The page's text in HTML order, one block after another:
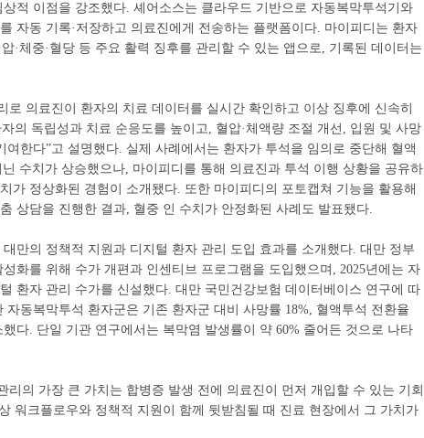
적 이점을 강조했다. 셰어소스는 클라우드 기반으로 자동복막투석기와
자동 기록·저장하고 의료진에게 전송하는 플랫폼이다. 마이피디는 환자
·체중·혈당 등 주요 활력 징후를 관리할 수 있는 앱으로, 기록된 데이터는
로 의료진이 환자의 치료 데이터를 실시간 확인하고 이상 징후에 신속히
의 독립성과 치료 순응도를 높이고, 혈압·체액량 조절 개선, 입원 및 사망
여한다”고 설명했다. 실제 사례에서는 환자가 투석을 임의로 중단해 혈액
수치가 상승했으나, 마이피디를 통해 의료진과 투석 이행 상황을 공유하
가 정상화된 경험이 소개됐다. 또한 마이피디의 포토캡쳐 기능을 활용해
상담을 진행한 결과, 혈중 인 수치가 안정화된 사례도 발표됐다.
만의 정책적 지원과 디지털 환자 관리 도입 효과를 소개했다. 대만 정부
화를 위해 수가 개편과 인센티브 프로그램을 도입했으며, 2025년에는 자
환자 관리 수가를 신설했다. 대만 국민건강보험 데이터베이스 연구에 따
자동복막투석 환자군은 기존 환자군 대비 사망률 18%, 혈액투석 전환율
했다. 단일 기관 연구에서는 복막염 발생률이 약 60% 줄어든 것으로 나타
리의 가장 큰 가치는 합병증 발생 전에 의료진이 먼저 개입할 수 있는 기회
워크플로우와 정책적 지원이 함께 뒷받침될 때 진료 현장에서 그 가치가